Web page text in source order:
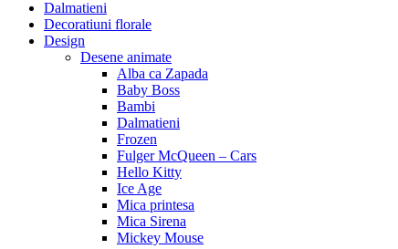
Dalmatieni
Decoratiuni florale
Design
Desene animate
Alba ca Zapada
Baby Boss
Bambi
Dalmatieni
Frozen
Fulger McQueen – Cars
Hello Kitty
Ice Age
Mica printesa
Mica Sirena
Mickey Mouse